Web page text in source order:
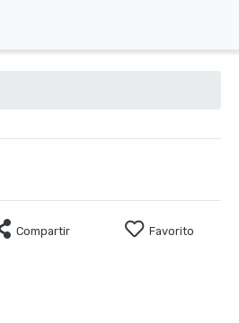
Compartir Favorito